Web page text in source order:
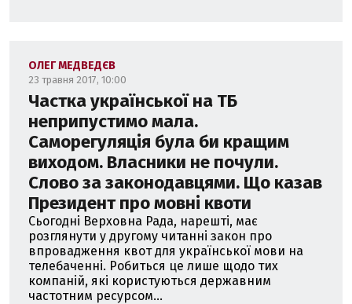
ОЛЕГ МЕДВЕДЄВ
23 травня 2017, 10:00
Частка української на ТБ
неприпустимо мала.
Саморегуляція була би кращим
виходом. Власники не почули.
Слово за законодавцями. Що казав
Президент про мовні квоти
Сьогодні Верховна Рада, нарешті, має
розглянути у другому читанні закон про
впровадження квот для української мови на
телебаченні. Робиться це лише щодо тих
компаній, які користуються державним
частотним ресурсом...